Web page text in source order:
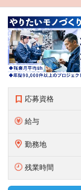
応募資格
給与
勤務地
残業時間